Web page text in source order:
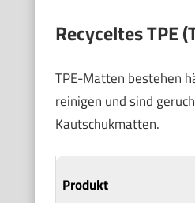
Recyceltes TPE
TPE-Matten bestehen
reinigen und sind
Kautschukmatten.
Produkt